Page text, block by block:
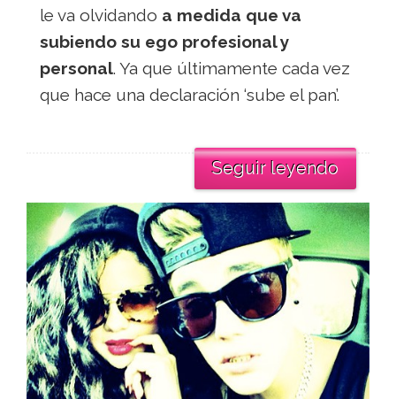
le va olvidando a medida que va
subiendo su ego profesional y
personal. Ya que últimamente cada vez
que hace una declaración ‘sube el pan’.
Seguir leyendo